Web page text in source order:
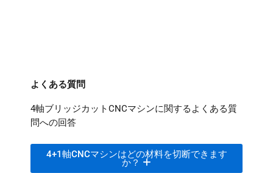
よくある質問
4軸ブリッジカットCNCマシンに関するよくある質
問への回答
4+1軸CNCマシンはどの材料を切断できます
か？